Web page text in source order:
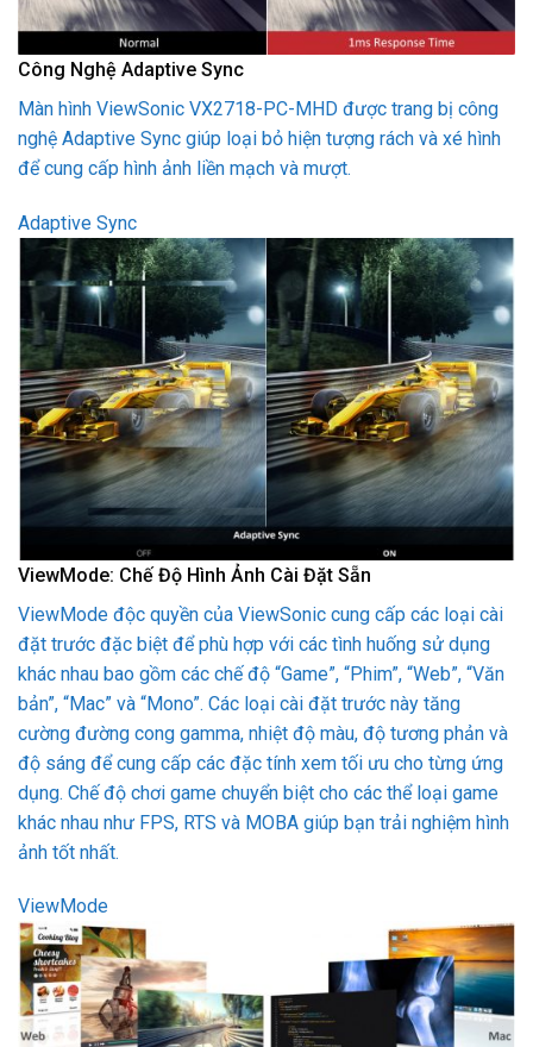
Công Nghệ Adaptive Sync
Màn hình ViewSonic VX2718-PC-MHD được trang bị công
nghệ Adaptive Sync giúp loại bỏ hiện tượng rách và xé hình
để cung cấp hình ảnh liền mạch và mượt.
Adaptive Sync
ViewMode: Chế Độ Hình Ảnh Cài Đặt Sẵn
ViewMode độc quyền của ViewSonic cung cấp các loại cài
đặt trước đặc biệt để phù hợp với các tình huống sử dụng
khác nhau bao gồm các chế độ “Game”, “Phim”, “Web”, “Văn
bản”, “Mac” và “Mono”. Các loại cài đặt trước này tăng
cường đường cong gamma, nhiệt độ màu, độ tương phản và
độ sáng để cung cấp các đặc tính xem tối ưu cho từng ứng
dụng. Chế độ chơi game chuyển biệt cho các thể loại game
khác nhau như FPS, RTS và MOBA giúp bạn trải nghiệm hình
ảnh tốt nhất.
ViewMode